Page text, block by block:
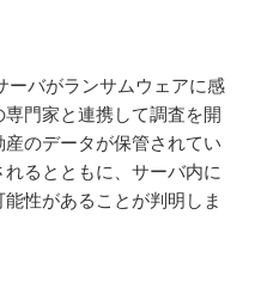
ーバがランサムウェアに感
門家と連携して調査を開
のデータが保管されてい
るとともに、サーバ内に
性があることが判明しま